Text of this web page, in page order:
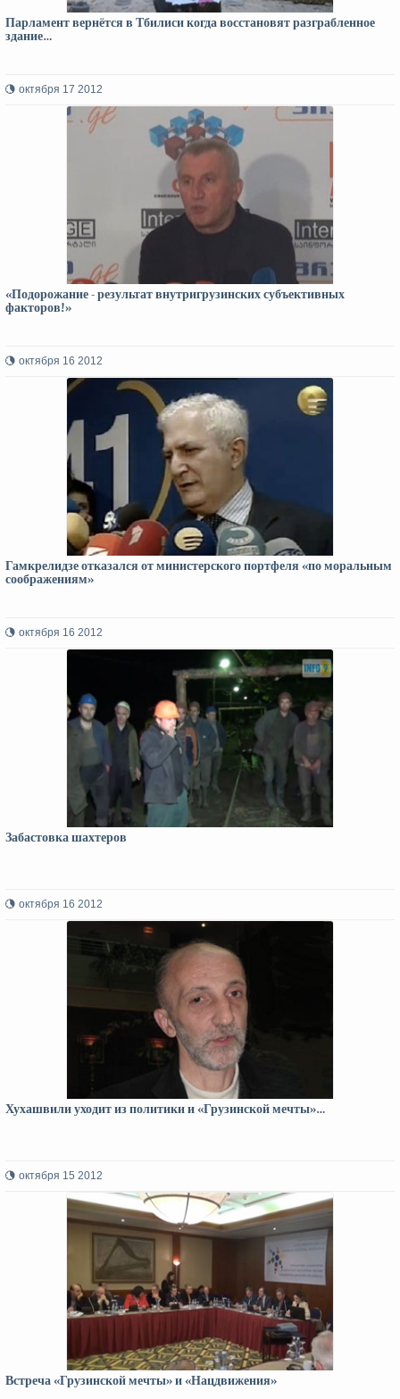
Парламент вернётся в Тбилиси когда восстановят разграбленное
здание…
октября 17 2012
«Подорожание - результат внутригрузинских субъективных
факторов!»
октября 16 2012
Гамкрелидзе отказался от министерского портфеля «по моральным
соображениям»
октября 16 2012
Забастовка шахтеров
октября 16 2012
Хухашвили уходит из политики и «Грузинской мечты»…
октября 15 2012
Встреча «Грузинской мечты» и «Нацдвижения»